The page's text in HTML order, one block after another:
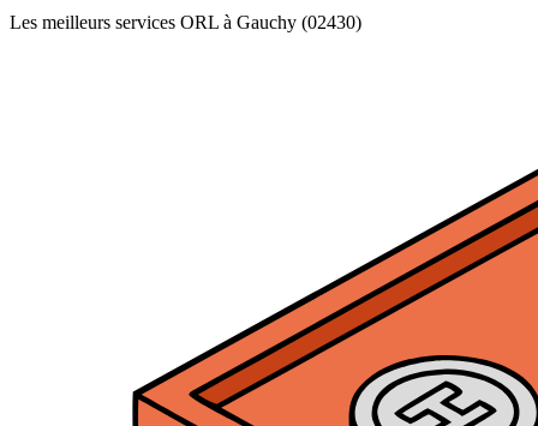
Les meilleurs services ORL à Gauchy (02430)